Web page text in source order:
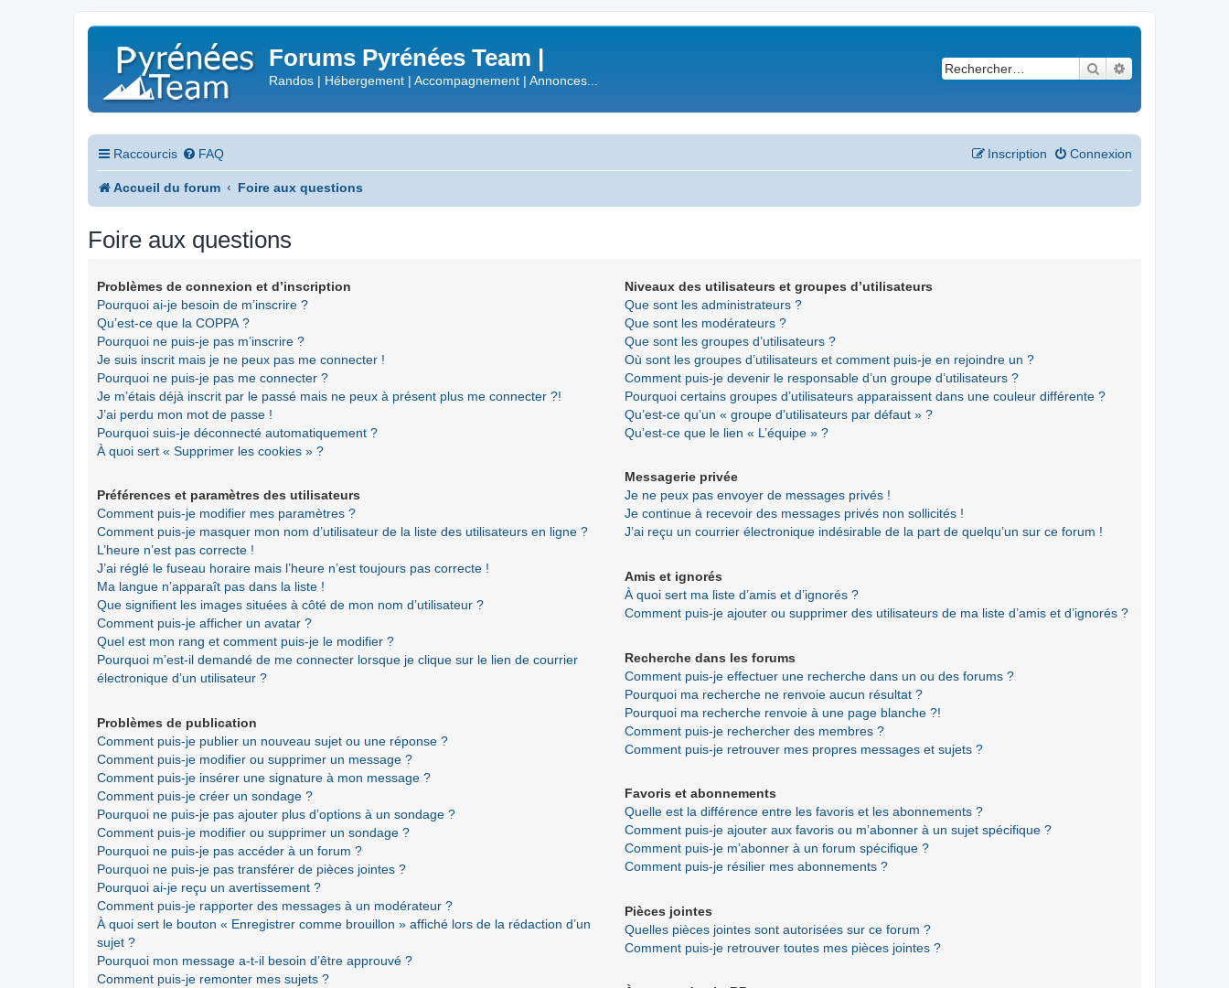
Forums Pyrénées Team |
Randos | Hébergement | Accompagnement | Annonces...
Rechercher
Raccourcis FAQ Connexion
Inscription
Accueil du forum Foire aux questions
Foire aux questions
Problèmes de connexion et d’inscription
Pourquoi ai-je besoin de m’inscrire ?
Qu’est-ce que la COPPA ?
Pourquoi ne puis-je pas m’inscrire ?
Je suis inscrit mais je ne peux pas me connecter !
Pourquoi ne puis-je pas me connecter ?
Je m’étais déjà inscrit par le passé mais ne peux à présent plus me connecter ?!
J’ai perdu mon mot de passe !
Pourquoi suis-je déconnecté automatiquement ?
À quoi sert « Supprimer les cookies » ?
Préférences et paramètres des utilisateurs
Comment puis-je modifier mes paramètres ?
Comment puis-je masquer mon nom d’utilisateur de la liste des utilisateurs en ligne ?
L’heure n’est pas correcte !
J’ai réglé le fuseau horaire mais l’heure n’est toujours pas correcte !
Ma langue n’apparaît pas dans la liste !
Que signifient les images situées à côté de mon nom d’utilisateur ?
Comment puis-je afficher un avatar ?
Quel est mon rang et comment puis-je le modifier ?
Pourquoi m’est-il demandé de me connecter lorsque je clique sur le lien de courrier
électronique d’un utilisateur ?
Problèmes de publication
Comment puis-je publier un nouveau sujet ou une réponse ?
Comment puis-je modifier ou supprimer un message ?
Comment puis-je insérer une signature à mon message ?
Comment puis-je créer un sondage ?
Pourquoi ne puis-je pas ajouter plus d’options à un sondage ?
Comment puis-je modifier ou supprimer un sondage ?
Pourquoi ne puis-je pas accéder à un forum ?
Pourquoi ne puis-je pas transférer de pièces jointes ?
Pourquoi ai-je reçu un avertissement ?
Comment puis-je rapporter des messages à un modérateur ?
À quoi sert le bouton « Enregistrer comme brouillon » affiché lors de la rédaction d’un
sujet ?
Pourquoi mon message a-t-il besoin d’être approuvé ?
Comment puis-je remonter mes sujets ?
Niveaux des utilisateurs et groupes d’utilisateurs
Que sont les administrateurs ?
Que sont les modérateurs ?
Que sont les groupes d’utilisateurs ?
Où sont les groupes d’utilisateurs et comment puis-je en rejoindre un ?
Comment puis-je devenir le responsable d’un groupe d’utilisateurs ?
Pourquoi certains groupes d’utilisateurs apparaissent dans une couleur différente ?
Qu’est-ce qu’un « groupe d’utilisateurs par défaut » ?
Qu’est-ce que le lien « L’équipe » ?
Messagerie privée
Je ne peux pas envoyer de messages privés !
Je continue à recevoir des messages privés non sollicités !
J’ai reçu un courrier électronique indésirable de la part de quelqu’un sur ce forum !
Amis et ignorés
À quoi sert ma liste d’amis et d’ignorés ?
Comment puis-je ajouter ou supprimer des utilisateurs de ma liste d’amis et d’ignorés ?
Recherche dans les forums
Comment puis-je effectuer une recherche dans un ou des forums ?
Pourquoi ma recherche ne renvoie aucun résultat ?
Pourquoi ma recherche renvoie à une page blanche ?!
Comment puis-je rechercher des membres ?
Comment puis-je retrouver mes propres messages et sujets ?
Favoris et abonnements
Quelle est la différence entre les favoris et les abonnements ?
Comment puis-je ajouter aux favoris ou m’abonner à un sujet spécifique ?
Comment puis-je m’abonner à un forum spécifique ?
Comment puis-je résilier mes abonnements ?
Pièces jointes
Quelles pièces jointes sont autorisées sur ce forum ?
Comment puis-je retrouver toutes mes pièces jointes ?